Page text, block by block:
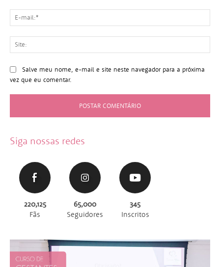
Salve meu nome, e-mail e site neste navegador para a próxima
vez que eu comentar.
Siga nossas redes
220,125
Fãs
65,000
Seguidores
345
Inscritos